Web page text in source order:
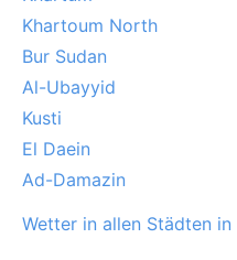
Khartoum North
Bur Sudan
Al-Ubayyid
Kusti
El Daein
Ad-Damazin
Wetter in allen Städten in